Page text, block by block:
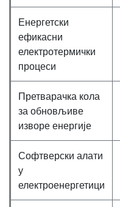
Енергетски
ефикасни
електротермички
процеси
Претварачка кола
за обновљиве
изворе енергије
Софтверски алати
у
електроенергетици